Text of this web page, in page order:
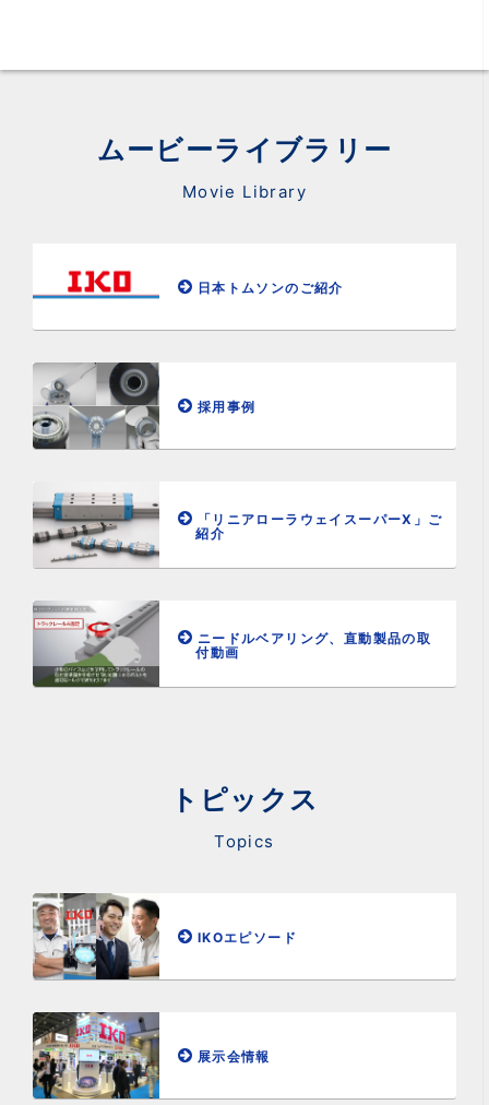
ムービーライブラリー
Movie Library
日本トムソンのご紹介
採用事例
「リニアローラウェイスーパーX」ご
紹介
ニードルベアリング、直動製品の取
付動画
トピックス
Topics
IKOエピソード
展示会情報